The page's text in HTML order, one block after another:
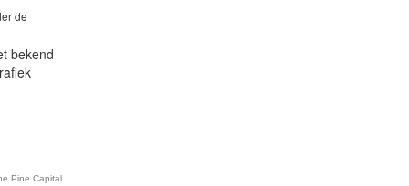
de
bekend
Pine Capital